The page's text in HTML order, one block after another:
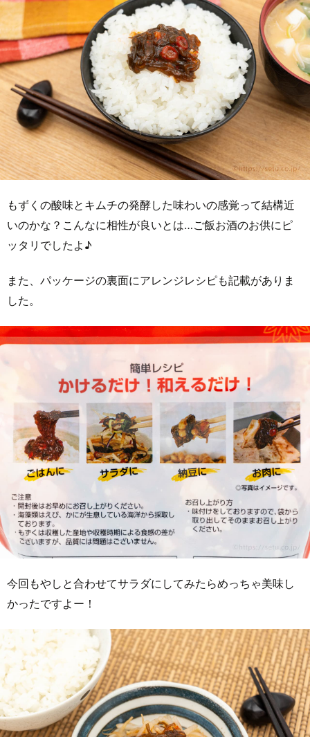
もずくの酸味とキムチの発酵した味わいの感覚って結構近
いのかな？こんなに相性が良いとは…ご飯お酒のお供にピ
ッタリでしたよ♪
また、パッケージの裏面にアレンジレシピも記載がありま
した。
今回もやしと合わせてサラダにしてみたらめっちゃ美味し
かったですよー！